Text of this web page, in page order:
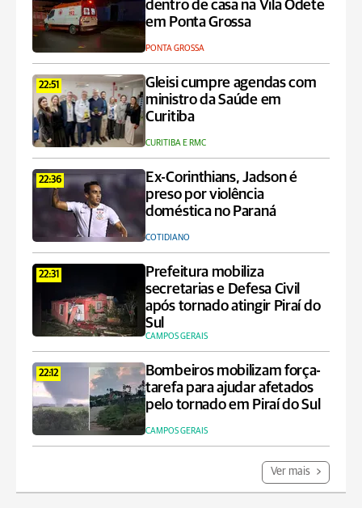
dentro de casa na Vila Odete
em Ponta Grossa
PONTA GROSSA
22:51
Gleisi cumpre agendas com
ministro da Saúde em
Curitiba
CURITIBA E RMC
22:36
Ex-Corinthians, Jadson é
preso por violência
doméstica no Paraná
COTIDIANO
22:31
Prefeitura mobiliza
secretarias e Defesa Civil
após tornado atingir Piraí do
Sul
CAMPOS GERAIS
22:12
Bombeiros mobilizam força-
tarefa para ajudar afetados
pelo tornado em Piraí do Sul
CAMPOS GERAIS
Ver mais